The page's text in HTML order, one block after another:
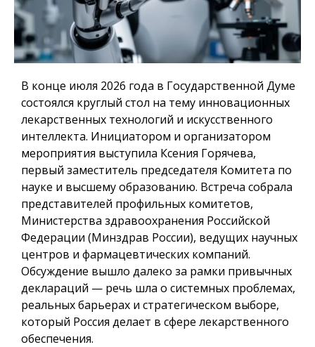
В конце июля 2026 года в Государственной Думе
состоялся круглый стол на тему инновационных
лекарственных технологий и искусственного
интеллекта. Инициатором и организатором
мероприятия выступила Ксения Горячева,
первый заместитель председателя Комитета по
науке и высшему образованию. Встреча собрала
представителей профильных комитетов,
Министерства здравоохранения Российской
Федерации (Минздрав России), ведущих научных
центров и фармацевтических компаний.
Обсуждение вышло далеко за рамки привычных
деклараций — речь шла о системных проблемах,
реальных барьерах и стратегическом выборе,
который Россия делает в сфере лекарственного
обеспечения.